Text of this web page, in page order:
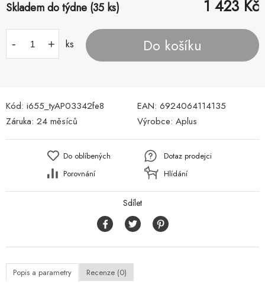
Skladem do týdne (35 ks) 1 423 Kč
- + ks Do košíku
Kód: i655_tyAP03342fe8 EAN: 6924064114135
Záruka: 24 měsíců Výrobce: Aplus
Do oblíbených
Porovnání
Dotaz prodejci
Hlídání
Sdílet
Popis a parametry Recenze (0)